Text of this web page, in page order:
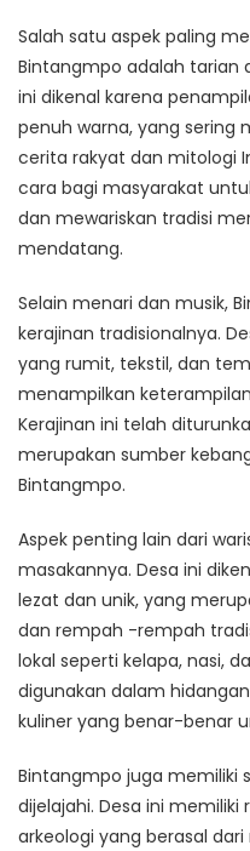
Salah satu aspek paling
Bintangmpo adalah tarian
ini dikenal karena
penuh warna, yang sering
cerita rakyat dan mitologi
cara bagi masyarakat
dan mewariskan tradisi
mendatang.
Selain menari dan musik,
kerajinan tradisionalnya.
yang rumit, tekstil, dan
menampilkan
Kerajinan ini telah
merupakan sumber
Bintangmpo.
Aspek penting lain dari
masakannya. Desa ini
lezat dan unik, yang
dan rempah -rempah
lokal seperti kelapa, nasi,
digunakan dalam
kuliner yang benar-benar
Bintangmpo juga memiliki
dijelajahi. Desa ini
arkeologi yang berasal